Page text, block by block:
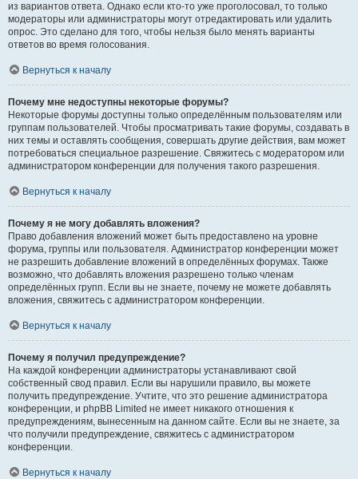
из вариантов ответа. Однако если кто-то уже проголосовал, то только
модераторы или администраторы могут отредактировать или удалить
опрос. Это сделано для того, чтобы нельзя было менять варианты
ответов во время голосования.
Вернуться к началу
Почему мне недоступны некоторые форумы?
Некоторые форумы доступны только определённым пользователям или
группам пользователей. Чтобы просматривать такие форумы, создавать в
них темы и оставлять сообщения, совершать другие действия, вам может
потребоваться специальное разрешение. Свяжитесь с модератором или
администратором конференции для получения такого разрешения.
Вернуться к началу
Почему я не могу добавлять вложения?
Право добавления вложений может быть предоставлено на уровне
форума, группы или пользователя. Администратор конференции может
не разрешить добавление вложений в определённых форумах. Также
возможно, что добавлять вложения разрешено только членам
определённых групп. Если вы не знаете, почему не можете добавлять
вложения, свяжитесь с администратором конференции.
Вернуться к началу
Почему я получил предупреждение?
На каждой конференции администраторы устанавливают свой
собственный свод правил. Если вы нарушили правило, вы можете
получить предупреждение. Учтите, что это решение администратора
конференции, и phpBB Limited не имеет никакого отношения к
предупреждениям, вынесенным на данном сайте. Если вы не знаете, за
что получили предупреждение, свяжитесь с администратором
конференции.
Вернуться к началу